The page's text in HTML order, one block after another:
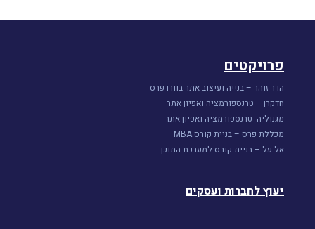
פרויקטים
הדר זוהר – בנייה ועיצוב אתר בוורדפרס
חדקרן – טרנספורמציה ואפיון אתר
מגנוליה -טרנספורמציה ואפיון אתר
מכללת פרס – בניית קורס MBA
אל על – בניית קורס למערכת התוכן
יעוץ לחברות ועסקים